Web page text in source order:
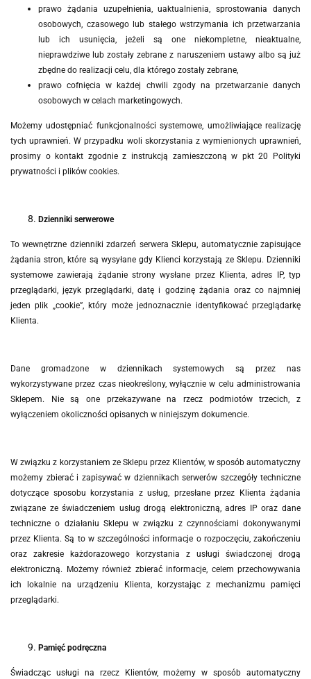
prawo żądania uzupełnienia, uaktualnienia, sprostowania danych
osobowych, czasowego lub stałego wstrzymania ich przetwarzania
lub ich usunięcia, jeżeli są one niekompletne, nieaktualne,
nieprawdziwe lub zostały zebrane z naruszeniem ustawy albo są już
zbędne do realizacji celu, dla którego zostały zebrane,
prawo cofnięcia w każdej chwili zgody na przetwarzanie danych
osobowych w celach marketingowych.
Możemy udostępniać funkcjonalności systemowe, umożliwiające realizację
tych uprawnień. W przypadku woli skorzystania z wymienionych uprawnień,
prosimy o kontakt zgodnie z instrukcją zamieszczoną w pkt 20 Polityki
prywatności i plików cookies.
Dzienniki serwerowe
To wewnętrzne dzienniki zdarzeń serwera Sklepu, automatycznie zapisujące
żądania stron, które są wysyłane gdy Klienci korzystają ze Sklepu. Dzienniki
systemowe zawierają żądanie strony wysłane przez Klienta, adres IP, typ
przeglądarki, język przeglądarki, datę i godzinę żądania oraz co najmniej
jeden plik „cookie”, który może jednoznacznie identyfikować przeglądarkę
Klienta.
Dane gromadzone w dziennikach systemowych są przez nas
wykorzystywane przez czas nieokreślony, wyłącznie w celu administrowania
Sklepem. Nie są one przekazywane na rzecz podmiotów trzecich, z
wyłączeniem okoliczności opisanych w niniejszym dokumencie.
W związku z korzystaniem ze Sklepu przez Klientów, w sposób automatyczny
możemy zbierać i zapisywać w dziennikach serwerów szczegóły techniczne
dotyczące sposobu korzystania z usług, przesłane przez Klienta żądania
związane ze świadczeniem usług drogą elektroniczną, adres IP oraz dane
techniczne o działaniu Sklepu w związku z czynnościami dokonywanymi
przez Klienta. Są to w szczególności informacje o rozpoczęciu, zakończeniu
oraz zakresie każdorazowego korzystania z usługi świadczonej drogą
elektroniczną. Możemy również zbierać informacje, celem przechowywania
ich lokalnie na urządzeniu Klienta, korzystając z mechanizmu pamięci
przeglądarki.
Pamięć podręczna
Świadcząc usługi na rzecz Klientów, możemy w sposób automatyczny